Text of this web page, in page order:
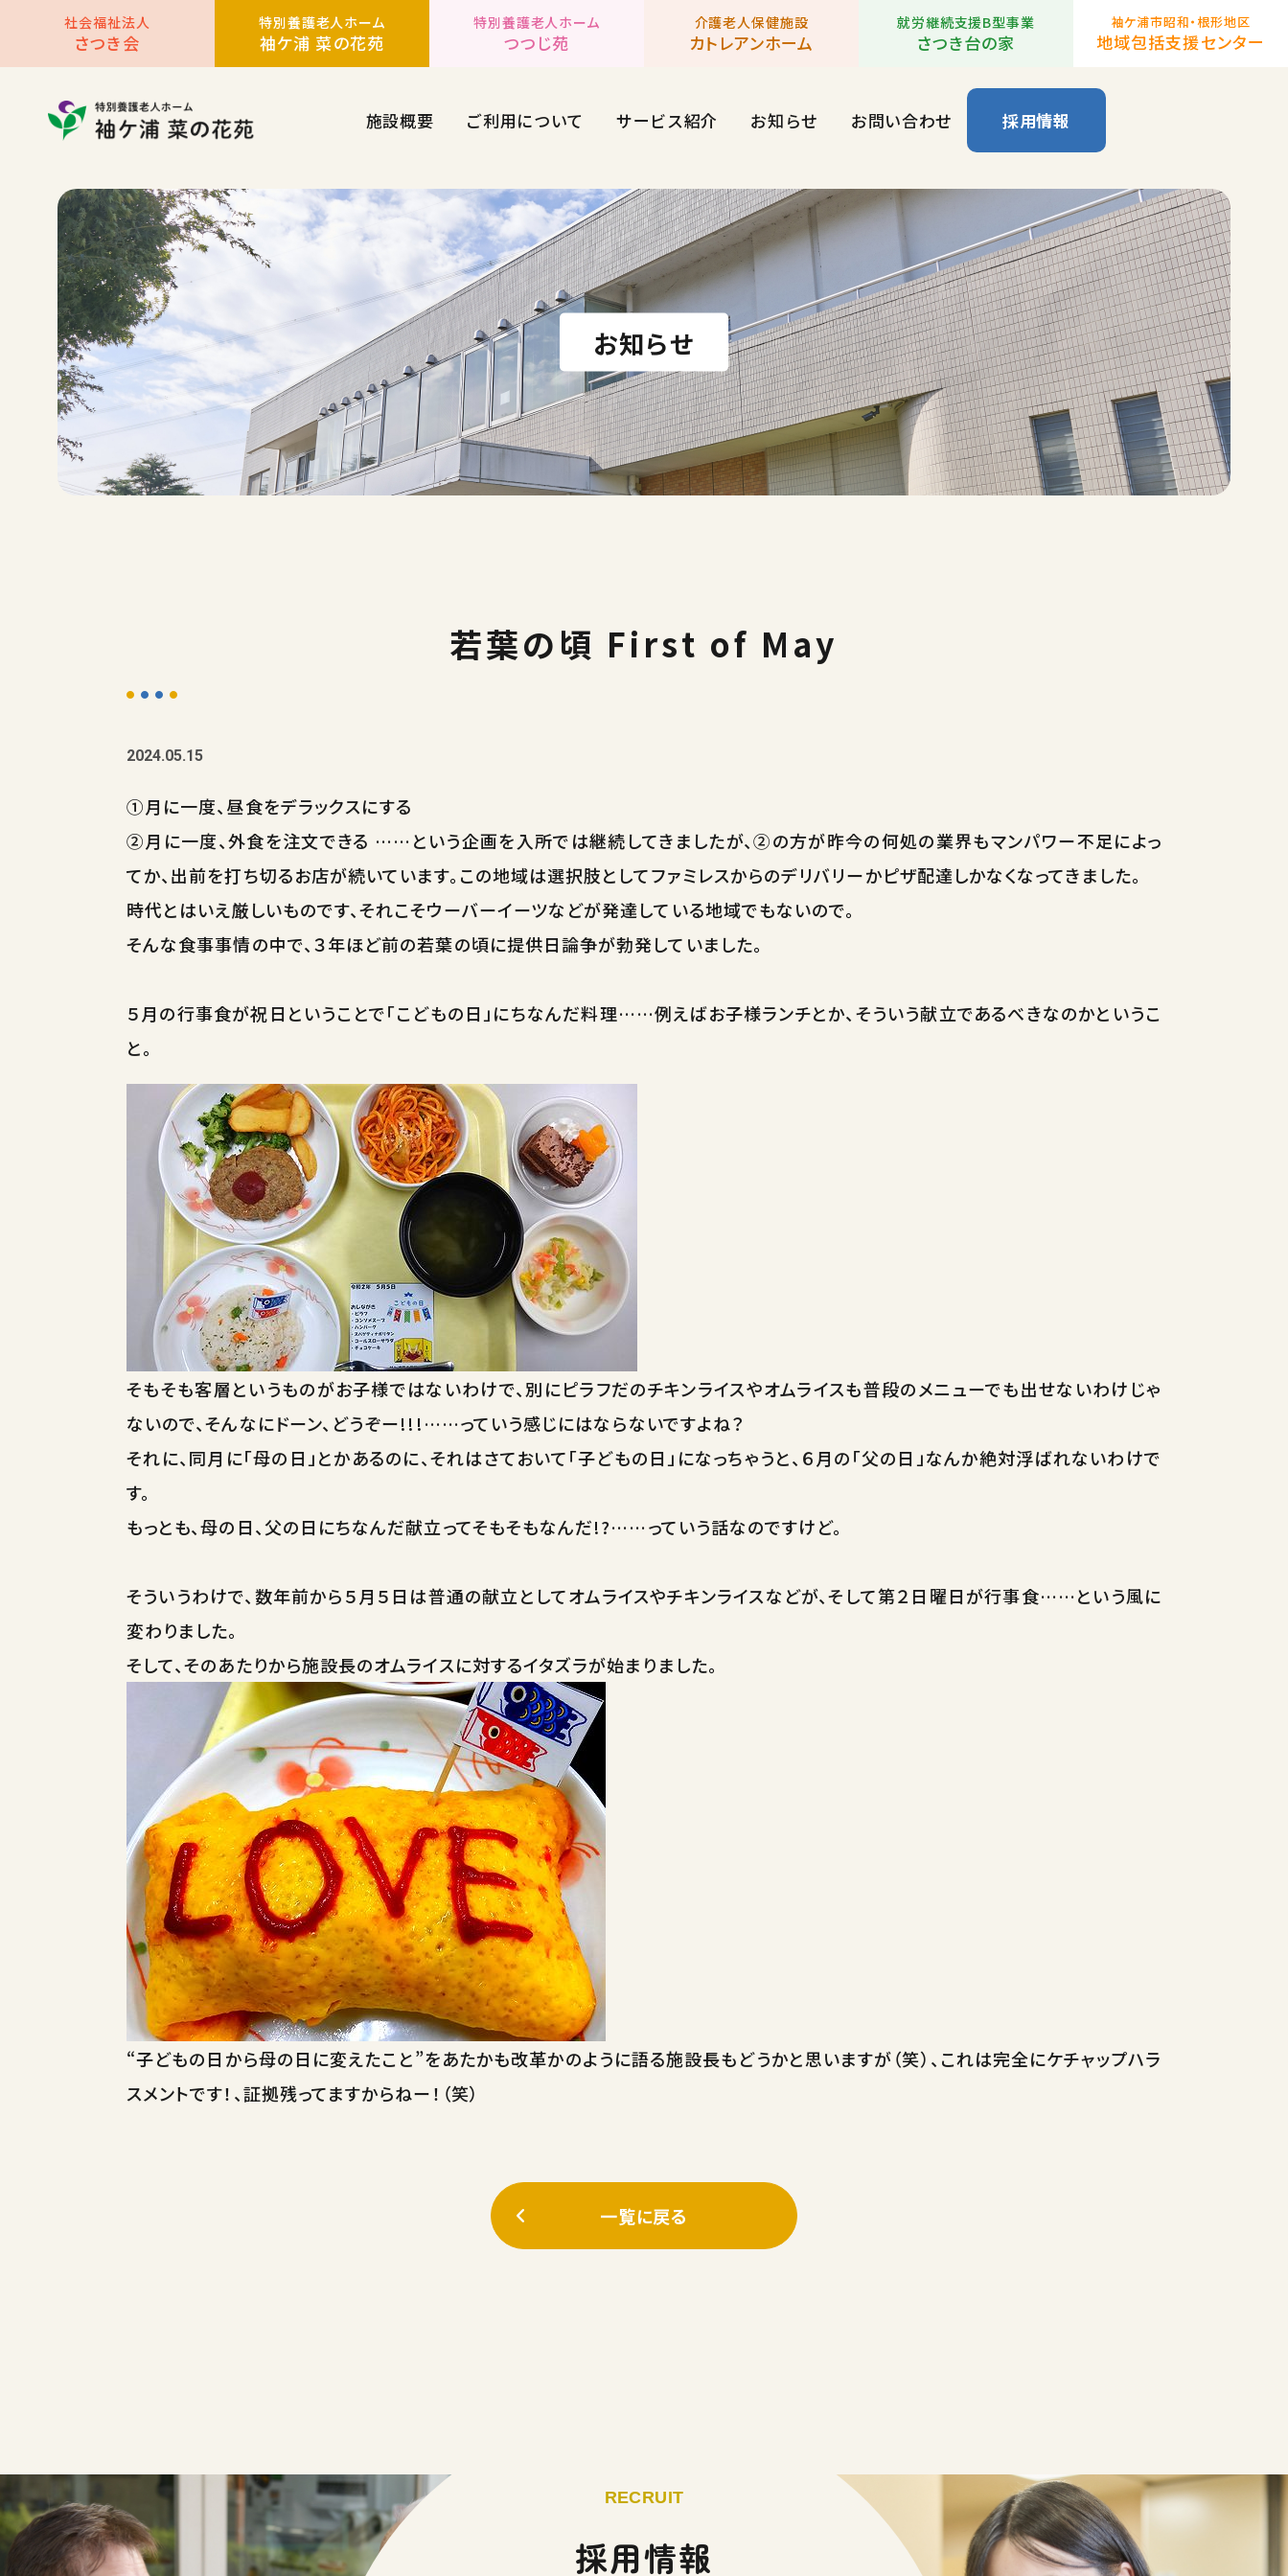
社会福祉法人
さつき会
特別養護老人ホーム
袖ケ浦 菜の花苑
特別養護老人ホーム
つつじ苑
介護老人保健施設
カトレアンホーム
就労継続支援B型事業
さつき台の家
袖ケ浦市昭和・根形地区
地域包括支援センター
施設概要 ご利用について サービス紹介 お知らせ お問い合わせ 採用情報
お知らせ
若葉の頃 First of May
2024.05.15
①月に一度、昼食をデラックスにする
②月に一度、外食を注文できる ……という企画を入所では継続してきましたが、②の方が昨今の何処の業界もマンパワー不足によっ
てか、出前を打ち切るお店が続いています。この地域は選択肢としてファミレスからのデリバリーかピザ配達しかなくなってきました。
時代とはいえ厳しいものです、それこそウーバーイーツなどが発達している地域でもないので。
そんな食事事情の中で、３年ほど前の若葉の頃に提供日論争が勃発していました。
５月の行事食が祝日ということで「こどもの日」にちなんだ料理……例えばお子様ランチとか、そういう献立であるべきなのかというこ
と。
そもそも客層というものがお子様ではないわけで、別にピラフだのチキンライスやオムライスも普段のメニューでも出せないわけじゃ
ないので、そんなにドーン、どうぞー!!!……っていう感じにはならないですよね？
それに、同月に「母の日」とかあるのに、それはさておいて「子どもの日」になっちゃうと、６月の「父の日」なんか絶対浮ばれないわけで
す。
もっとも、母の日、父の日にちなんだ献立ってそもそもなんだ!?……っていう話なのですけど。
そういうわけで、数年前から５月５日は普通の献立としてオムライスやチキンライスなどが、そして第２日曜日が行事食……という風に
変わりました。
そして、そのあたりから施設長のオムライスに対するイタズラが始まりました。
“子どもの日から母の日に変えたこと”をあたかも改革かのように語る施設長もどうかと思いますが（笑）、これは完全にケチャップハラ
スメントです！、証拠残ってますからねー！（笑）
一覧に戻る
RECRUIT
採用情報